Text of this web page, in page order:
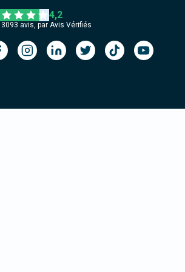
4,2
3093 avis, par Avis Vérifiés